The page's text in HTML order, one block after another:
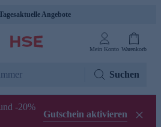
Angebote
Mein Konto Warenkorb
Suchen
-20%
Gutschein aktivieren